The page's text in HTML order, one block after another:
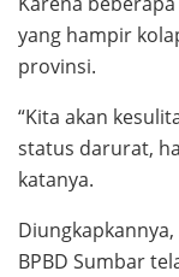
yang hampir
provinsi.
“Kita akan
status darurat,
katanya.
BPBD Sumbar